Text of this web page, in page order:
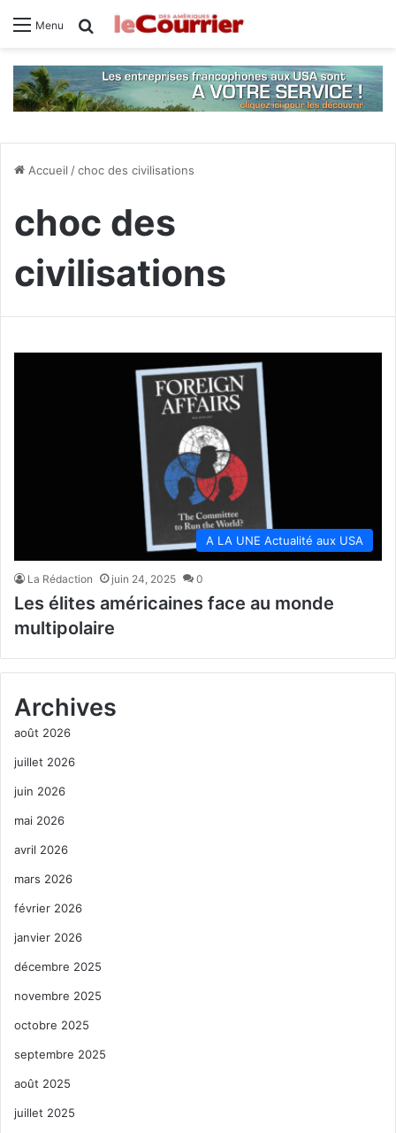
Menu Rechercher
Accueil /choc des civilisations
choc des
civilisations
A LA UNE Actualité aux USA
La Rédaction juin 24, 2025 0
Les élites américaines face au monde
multipolaire
Archives
août 2026
juillet 2026
juin 2026
mai 2026
avril 2026
mars 2026
février 2026
janvier 2026
décembre 2025
novembre 2025
octobre 2025
septembre 2025
août 2025
juillet 2025